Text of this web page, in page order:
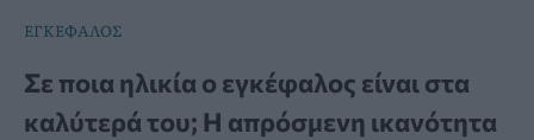
ΕΓΚΕΦΑΛΟΣ
Σε ποια ηλικία ο εγκέφαλος είναι στα
καλύτερά του; Η απρόσμενη ικανότητα